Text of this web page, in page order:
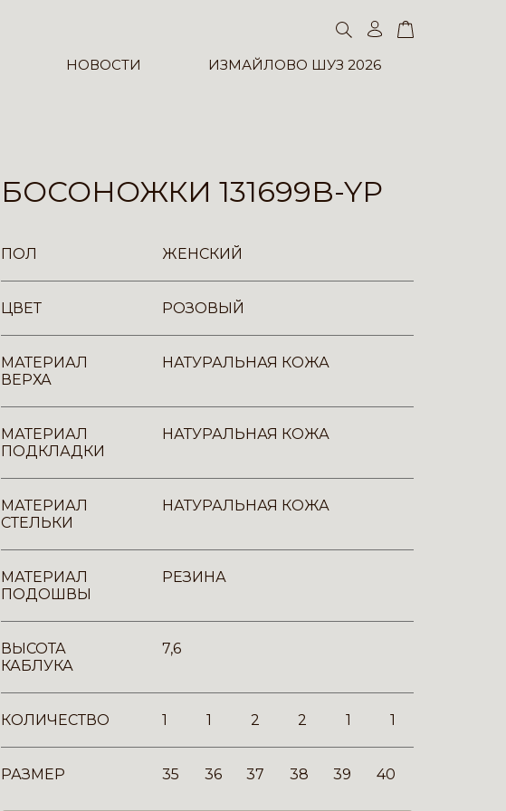
НОВОСТИ ИЗМАЙЛОВО ШУЗ 2026
БОСОНОЖКИ 131699B-YP
ПОЛ ЖЕНСКИЙ
ЦВЕТ РОЗОВЫЙ
МАТЕРИАЛ
ВЕРХА
НАТУРАЛЬНАЯ КОЖА
МАТЕРИАЛ
ПОДКЛАДКИ
НАТУРАЛЬНАЯ КОЖА
МАТЕРИАЛ
СТЕЛЬКИ
НАТУРАЛЬНАЯ КОЖА
МАТЕРИАЛ
ПОДОШВЫ
РЕЗИНА
ВЫСОТА
КАБЛУКА
7,6
КОЛИЧЕСТВО 1 1 2 2 1 1
РАЗМЕР 35 36 37 38 39 40